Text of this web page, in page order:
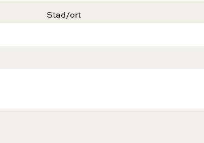
Stad/ort